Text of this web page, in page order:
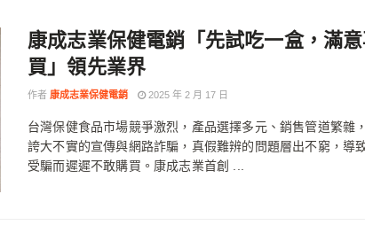
康成志業保健電銷「先試吃一盒，滿
買」領先業界
作者 康成志業保健電銷 2025 年 2 月 17 日
台灣保健食品市場競爭激烈，產品選擇多元、銷售管道繁雜
誇大不實的宣傳與網路詐騙，真假難辨的問題層出不窮，導
受騙而遲遲不敢購買。康成志業首創 ...